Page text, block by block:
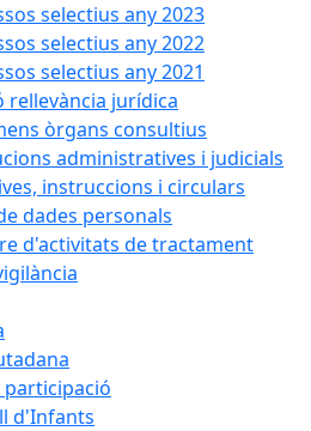
selectius any 2023
selectius any 2022
selectius any 2021
rellevància jurídica
òrgans consultius
administratives i judicials
instruccions i circulars
dades personals
d'activitats de tractament
participació
d'Infants